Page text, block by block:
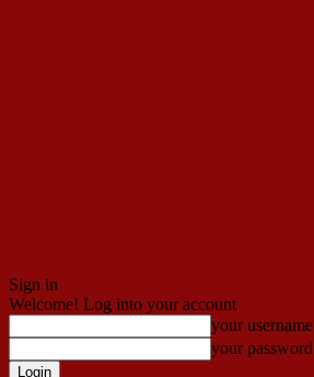
Sign in
Welcome! Log into your account
your username
your password